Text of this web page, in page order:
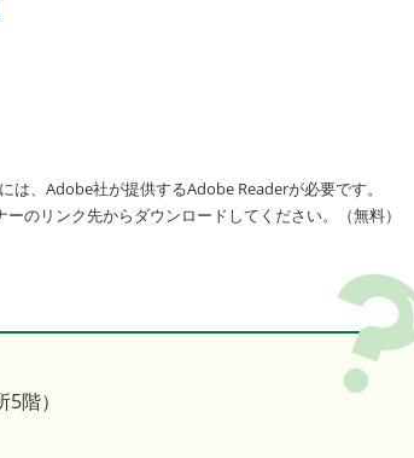
は、Adobe社が提供するAdobe Readerが必要です。
のリンク先からダウンロードしてください。（無料）
階）